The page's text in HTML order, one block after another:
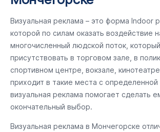
Визуальная реклама – это форма Indoor
которой по силам оказать воздействие
многочисленный людской поток,
присутствовать в торговом зале, в
спортивном центре, вокзале,
приходит в такие места с
визуальная реклама помогает сделать
окончательный выбор.
Визуальная реклама в Мончегорске